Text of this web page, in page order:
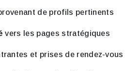
de profils pertinents
vers les pages stratégiques
et prises de rendez-vous